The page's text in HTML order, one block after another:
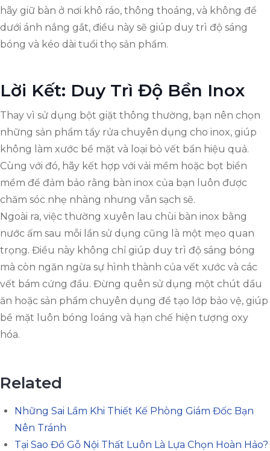
hãy giữ bàn ở nơi khô ráo, thông thoáng, và không để
dưới ánh nắng gắt, điều này sẽ giúp duy trì độ sáng
bóng và kéo dài tuổi thọ sản phẩm.
Lời Kết: Duy Trì Độ Bền Inox
Thay vì sử dụng bột giặt thông thường, bạn nên chọn
những sản phẩm tẩy rửa chuyên dụng cho inox, giúp
không làm xước bề mặt và loại bỏ vết bẩn hiệu quả.
Cùng với đó, hãy kết hợp với vải mềm hoặc bọt biển
mềm để đảm bảo rằng bàn inox của bạn luôn được
chăm sóc nhẹ nhàng nhưng vẫn sạch sẽ.
Ngoài ra, việc thường xuyên lau chùi bàn inox bằng
nước ấm sau mỗi lần sử dụng cũng là một mẹo quan
trọng. Điều này không chỉ giúp duy trì độ sáng bóng
mà còn ngăn ngừa sự hình thành của vết xước và các
vết bám cứng đầu. Đừng quên sử dụng một chút dầu
ăn hoặc sản phẩm chuyên dụng để tạo lớp bảo vệ, giúp
bề mặt luôn bóng loáng và hạn chế hiện tượng oxy
hóa.
Related
Những Sai Lầm Khi Thiết Kế Phòng Giám Đốc Bạn
Nên Tránh
Tại Sao Đồ Gỗ Nội Thất Luôn Là Lựa Chọn Hoàn Hảo?